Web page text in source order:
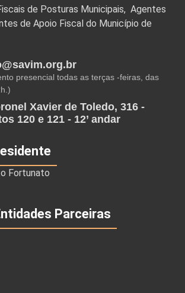
de Posturas Municipais, Agentes
de Apoio Fiscal do Município de
presencial todas as terças -feiras, das
Xavier de Toledo, 316 -
120 e 121 - 12’ andar
Fortunato
Parceiras